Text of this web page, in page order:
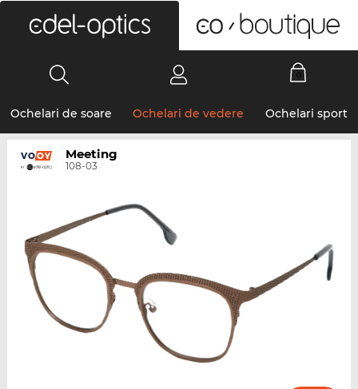
Ochelari de soare Ochelari de vedere Ochelari sport
Meeting
108-03